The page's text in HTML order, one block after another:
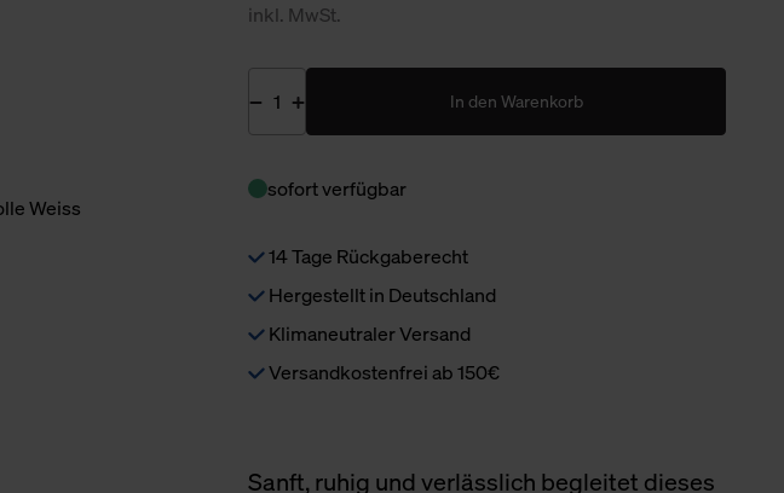
inkl. MwSt.
In den Warenkorb
sofort verfügbar
14 Tage Rückgaberecht
Hergestellt in Deutschland
Klimaneutraler Versand
Versandkostenfrei ab 150€
Sanft, ruhig und verlässlich begleitet dieses